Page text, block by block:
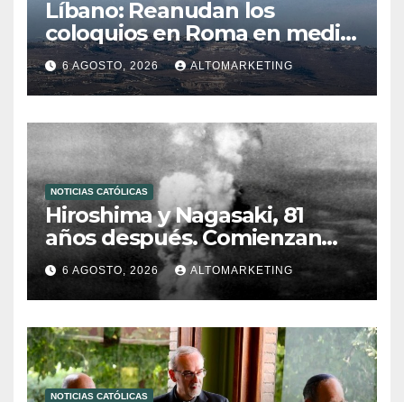
Líbano: Reanudan los
coloquios en Roma en medio
de tensiones y ataques en el
sur del país
6 AGOSTO, 2026 ALTOMARKETING
NOTICIAS CATÓLICAS
Hiroshima y Nagasaki, 81
años después. Comienzan
“Diez Días Oración por la Paz”
6 AGOSTO, 2026 ALTOMARKETING
NOTICIAS CATÓLICAS